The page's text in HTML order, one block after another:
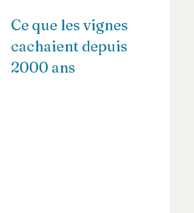
Ce que les vignes
cachaient depuis
2000 ans